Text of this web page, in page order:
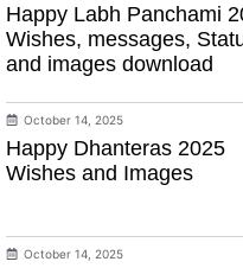
Happy Labh Panchami
Wishes, messages,
and images download
October 14, 2025
Happy Dhanteras 2025
Wishes and Images
October 14, 2025